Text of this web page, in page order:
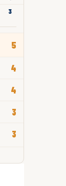
3
5
4
4
3
3